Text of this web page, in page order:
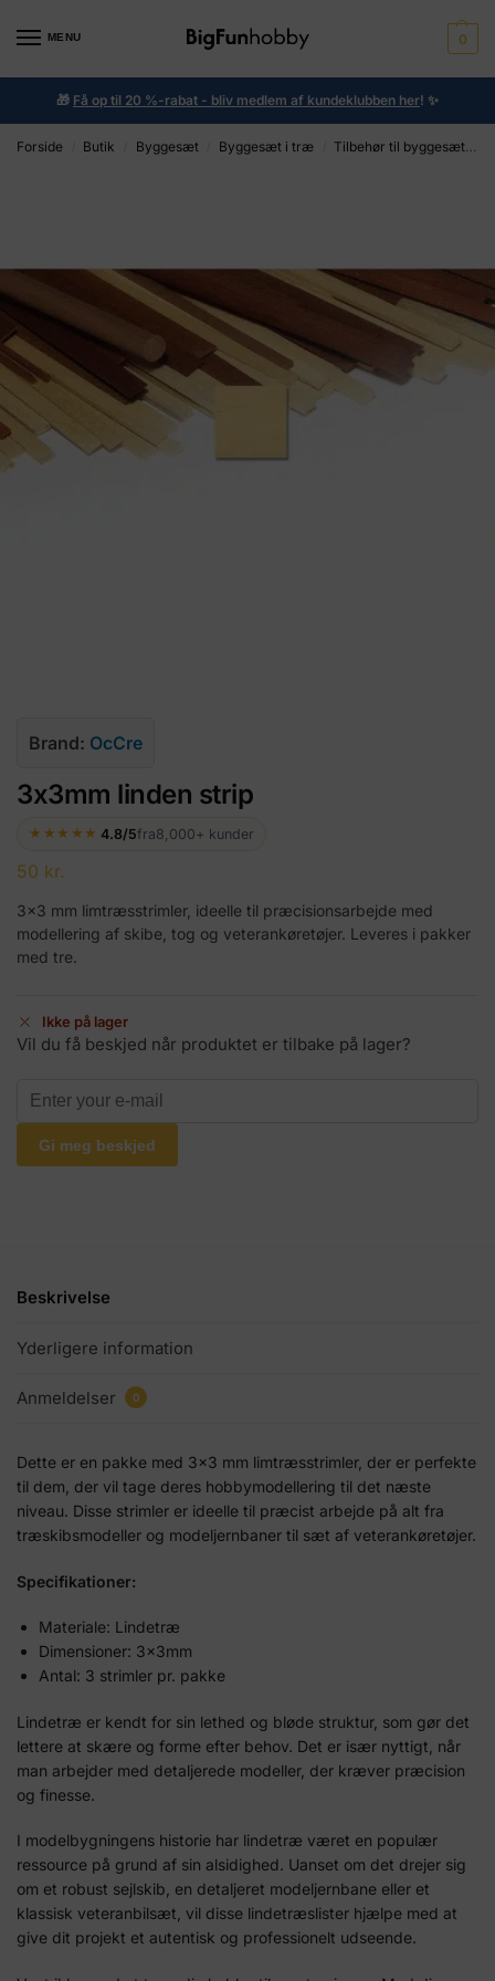
MENU 0
🎁 Få op til 20 %-rabat - bliv medlem af kundeklubben her! ✨
Forside Butik Byggesæt Byggesæt i træ Tilbehør til byggesæt i træ
Brand: OcCre
3x3mm linden strip
★★★★★ 4.8/5fra8,000+ kunder
50 kr.
3x3 mm limtræsstrimler, ideelle til præcisionsarbejde med
modellering af skibe, tog og veterankøretøjer. Leveres i pakker
med tre.
Ikke på lager
Vil du få beskjed når produktet er tilbake på lager?
Gi meg beskjed
Beskrivelse
Yderligere information
Anmeldelser 0
Dette er en pakke med 3x3 mm limtræsstrimler, der er perfekte
til dem, der vil tage deres hobbymodellering til det næste
niveau. Disse strimler er ideelle til præcist arbejde på alt fra
træskibsmodeller og modeljernbaner til sæt af veterankøretøjer.
Specifikationer:
Materiale: Lindetræ
Dimensioner: 3x3mm
Antal: 3 strimler pr. pakke
Lindetræ er kendt for sin lethed og bløde struktur, som gør det
lettere at skære og forme efter behov. Det er især nyttigt, når
man arbejder med detaljerede modeller, der kræver præcision
og finesse.
I modelbygningens historie har lindetræ været en populær
ressource på grund af sin alsidighed. Uanset om det drejer sig
om et robust sejlskib, en detaljeret modeljernbane eller et
klassisk veteranbilsæt, vil disse lindetræslister hjælpe med at
give dit projekt et autentisk og professionelt udseende.